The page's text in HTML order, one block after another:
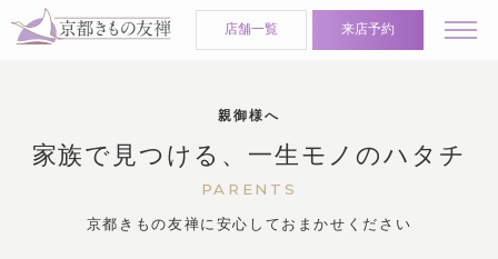
店舗一覧 来店予約
親御様へ
家族で見つける、一生モノのハタチ
PARENTS
京都きもの友禅に安心しておまかせください